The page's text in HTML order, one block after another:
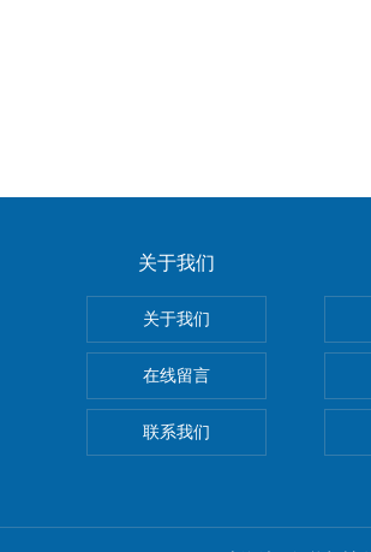
关于我们
关于我们
在线留言
联系我们